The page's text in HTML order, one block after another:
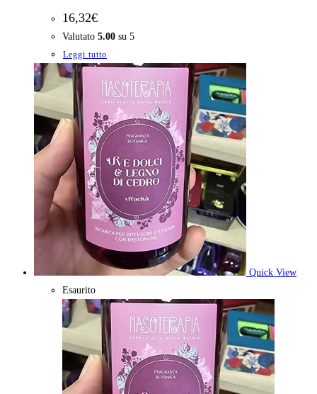
16,32€
Valutato 5.00 su 5
Leggi tutto
Quick View
Esaurito